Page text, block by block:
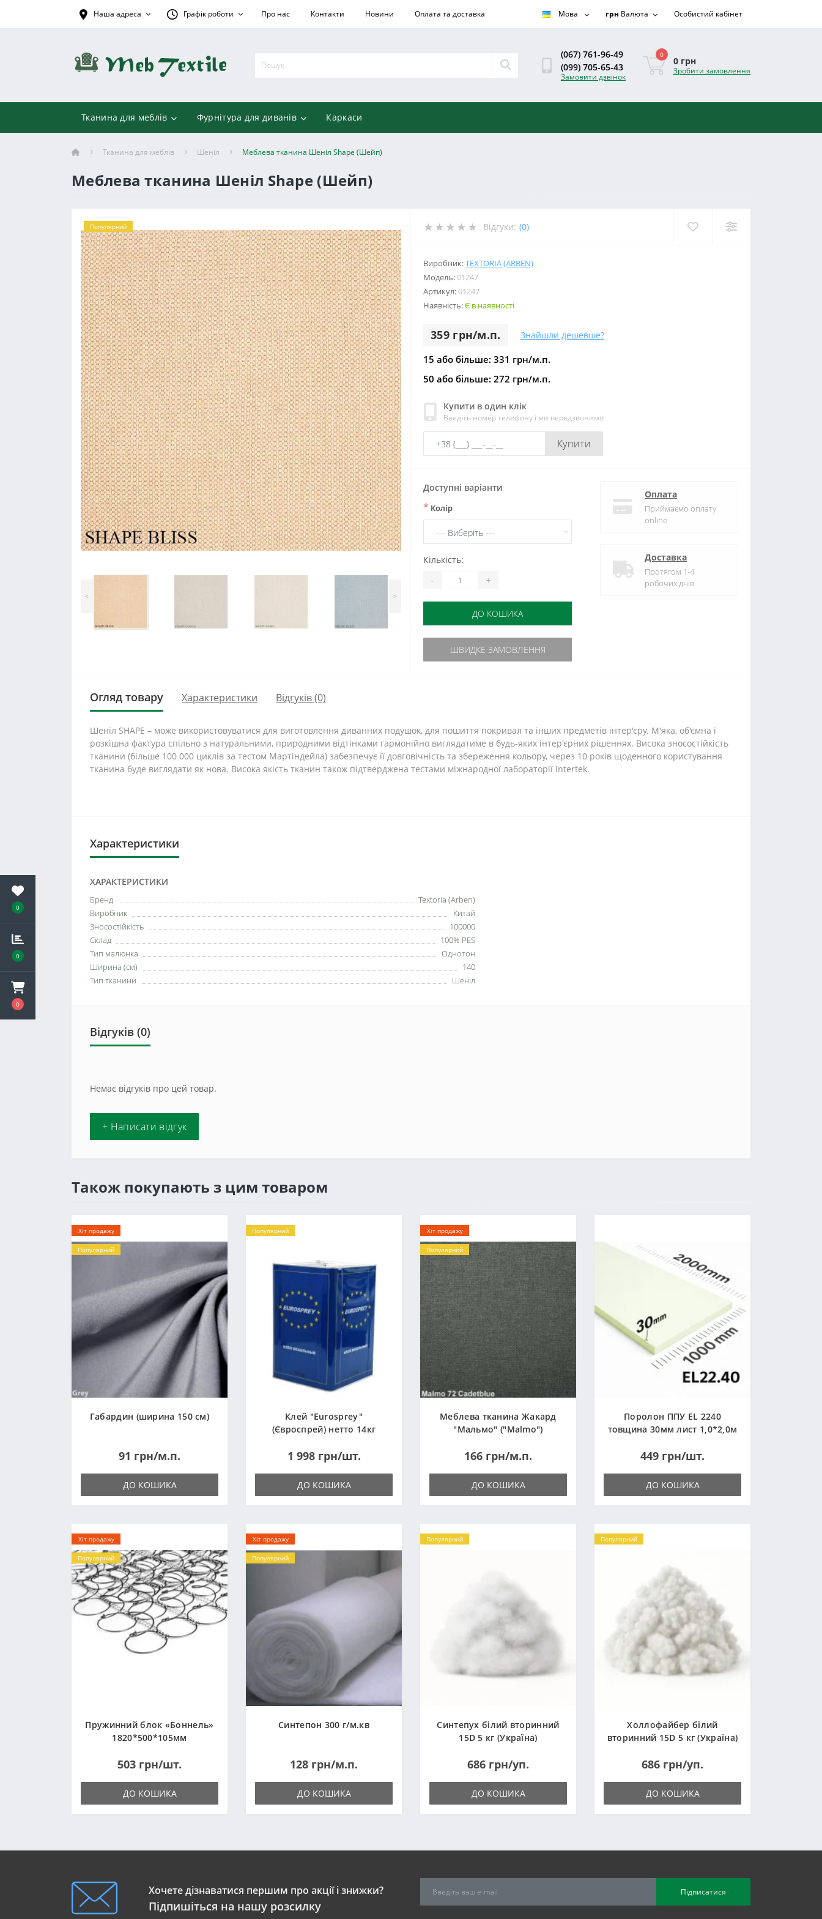
0
0
0
Наша адреса Графік роботи Про нас Контакти Новини Оплата та доставка Мова грн Валюта Особистий кабінет
(067) 761-96-49
(099) 705-65-43
Замовити дзвінок
0
0 грн
Зробити замовлення
Тканина для меблів Фурнітура для диванів Каркаси
Тканина для меблів Шеніл Меблева тканина Шеніл Shape (Шейп)
Меблева тканина Шеніл Shape (Шейп)
Популярний
< >
Відгуки: (0)
Виробник:TEXTORIA (ARBEN)
Модель:01247
Артикул:01247
Наявність:Є в наявності
359 грн/м.п. Знайшли дешевше?
15 або більше: 331 грн/м.п.
50 або більше: 272 грн/м.п.
Купити в один клік
Введіть номер телефону і ми передзвонимо
Купити
Доступні варіанти
* Колір
Кількість:
- +
ДО КОШИКА
ШВИДКЕ ЗАМОВЛЕННЯ
Оплата
Приймаємо оплату
online
Доставка
Протягом 1-4
робочих днів
Огляд товару Характеристики Відгуків (0)
Шеніл SHAPE – може використовуватися для виготовлення диванних подушок, для пошиття покривал та інших предметів інтер'єру. М'яка, об'ємна і
розкішна фактура спільно з натуральними, природними відтінками гармонійно виглядатиме в будь-яких інтер'єрних рішеннях. Висока зносостійкість
тканини (більше 100 000 циклів за тестом Мартіндейла) забезпечує її довговічність та збереження кольору, через 10 років щоденного користування
тканина буде виглядати як нова. Висока якість тканин також підтверджена тестами міжнародної лабораторії Intertek.
Характеристики
ХАРАКТЕРИСТИКИ
Бренд
Textoria (Arben)
Виробник
Китай
Зносостійкість
100000
Склад
100% PES
Тип малюнка
Однотон
Ширина (см)
140
Тип тканини
Шеніл
Відгуків (0)
Немає відгуків про цей товар.
+ Написати відгук
Також покупають з цим товаром
Хіт продажу
Популярний
Габардин (ширина 150 см)
91 грн/м.п.
ДО КОШИКА
Популярний
Клей "Eurosprey"
(Євроспрей) нетто 14кг
1 998 грн/шт.
ДО КОШИКА
Хіт продажу
Популярний
Меблева тканина Жакард
"Мальмо" ("Malmo")
166 грн/м.п.
ДО КОШИКА
Поролон ППУ EL 2240
товщина 30мм лист 1,0*2,0м
449 грн/шт.
ДО КОШИКА
Хіт продажу
Популярний
Пружинний блок «Боннель»
1820*500*105мм
503 грн/шт.
ДО КОШИКА
Хіт продажу
Популярний
Синтепон 300 г/м.кв
128 грн/м.п.
ДО КОШИКА
Популярний
Синтепух білий вторинний
15D 5 кг (Україна)
686 грн/уп.
ДО КОШИКА
Популярний
Холлофайбер білий
вторинний 15D 5 кг (Україна)
686 грн/уп.
ДО КОШИКА
Хочете дізнаватися першим про акції і знижки?
Підпишіться на нашу розсилку
Підписатися